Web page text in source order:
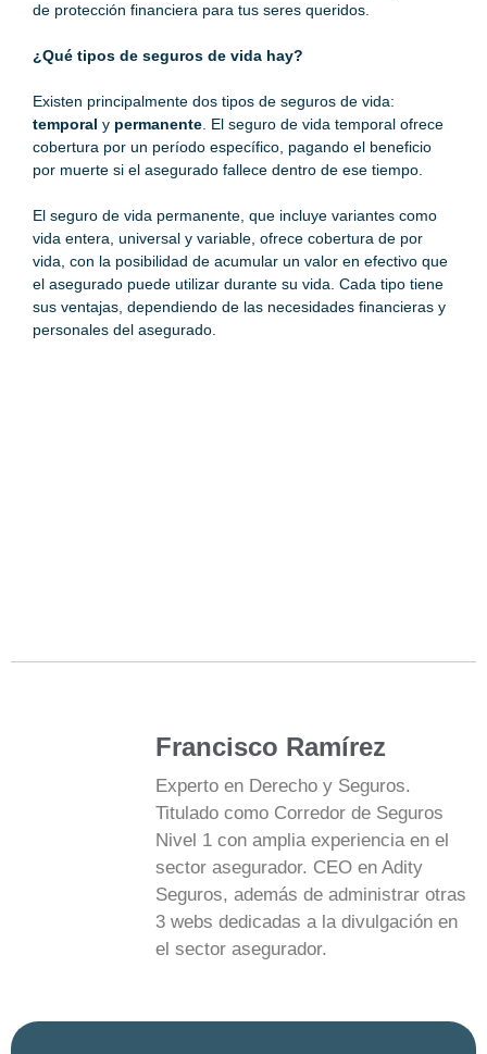
de protección financiera para tus seres queridos.
¿Qué tipos de seguros de vida hay?
Existen principalmente dos tipos de seguros de vida:
temporal y permanente . El seguro de vida temporal ofrece
cobertura por un período específico, pagando el beneficio
por muerte si el asegurado fallece dentro de ese tiempo.
El seguro de vida permanente, que incluye variantes como
vida entera, universal y variable, ofrece cobertura de por
vida, con la posibilidad de acumular un valor en efectivo que
el asegurado puede utilizar durante su vida. Cada tipo tiene
sus ventajas, dependiendo de las necesidades financieras y
personales del asegurado.
Francisco Ramírez
Experto en Derecho y Seguros.
Titulado como Corredor de Seguros
Nivel 1 con amplia experiencia en el
sector asegurador. CEO en Adity
Seguros, además de administrar otras
3 webs dedicadas a la divulgación en
el sector asegurador.